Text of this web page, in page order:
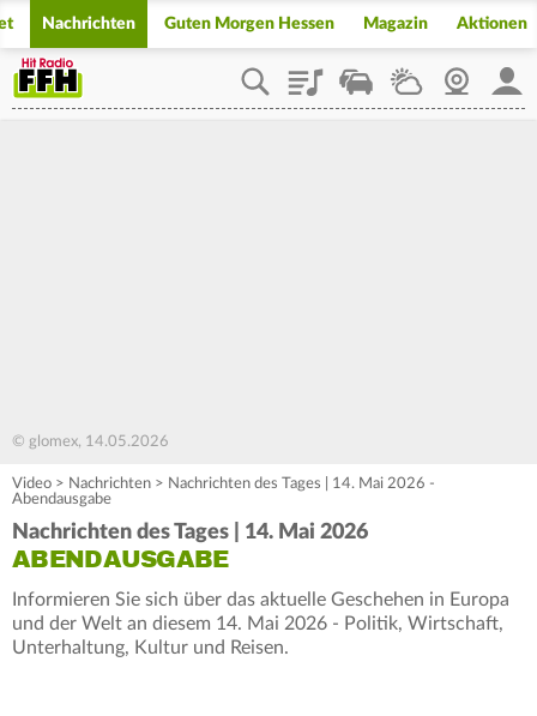
Nachrichten Guten Morgen Hessen Magazin Aktionen
PlaylistStaupilotWetterWebcam
© glomex, 14.05.2026
Video > Nachrichten > Nachrichten des Tages | 14. Mai 2026 -
Abendausgabe
Nachrichten des Tages | 14. Mai 2026
ABENDAUSGABE
Informieren Sie sich über das aktuelle Geschehen in Europa
und der Welt an diesem 14. Mai 2026 - Politik, Wirtschaft,
Unterhaltung, Kultur und Reisen.